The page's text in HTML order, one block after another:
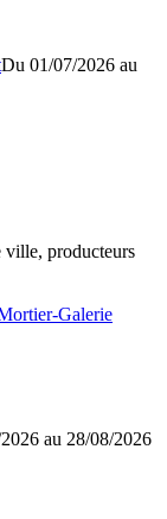
Du 01/07/2026 au
ville, producteurs
Galerie
au 28/08/2026